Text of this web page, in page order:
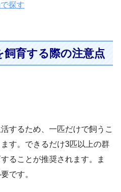
探す
育する際の注意点
するため、一匹だけで飼うこ
す。できるだけ3匹以上の群
ることが推奨されます。ま
です。